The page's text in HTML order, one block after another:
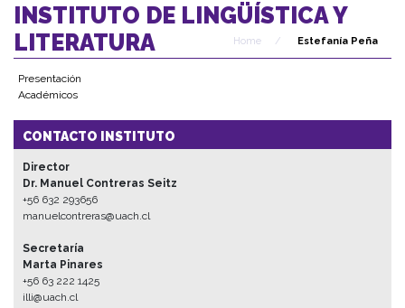
INSTITUTO DE LINGÜÍSTICA Y
LITERATURA
Home / Estefanía Peña
Presentación
Académicos
CONTACTO INSTITUTO
Director
Dr. Manuel Contreras Seitz
+56 632 293656
manuelcontreras@uach.cl
Secretaría
Marta Pinares
+56 63 222 1425
illi@uach.cl